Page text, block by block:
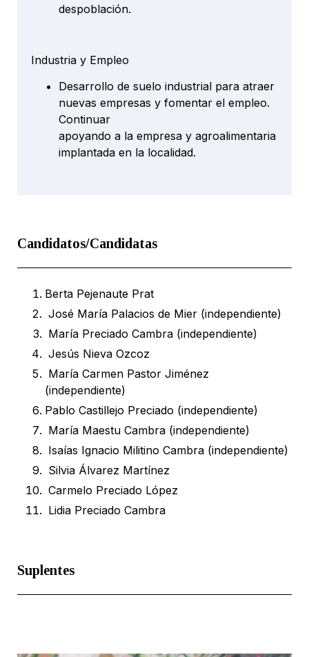
despoblación.
Industria y Empleo
Desarrollo de suelo industrial para atraer
nuevas empresas y fomentar el empleo.
Continuar
apoyando a la empresa y agroalimentaria
implantada en la localidad.
Candidatos/Candidatas
Berta Pejenaute Prat
José María Palacios de Mier (independiente)
María Preciado Cambra (independiente)
Jesús Nieva Ozcoz
María Carmen Pastor Jiménez
(independiente)
Pablo Castillejo Preciado (independiente)
María Maestu Cambra (independiente)
Isaías Ignacio Militino Cambra (independiente)
Silvia Álvarez Martínez
Carmelo Preciado López
Lidia Preciado Cambra
Suplentes